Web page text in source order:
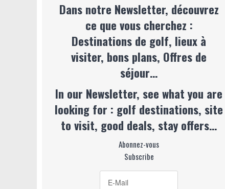
Dans notre Newsletter, découvrez
ce que vous cherchez :
Destinations de golf, lieux à
visiter, bons plans, Offres de
séjour…
In our Newsletter, see what you are
looking for : golf destinations, site
to visit, good deals, stay offers…
Abonnez-vous
Subscribe